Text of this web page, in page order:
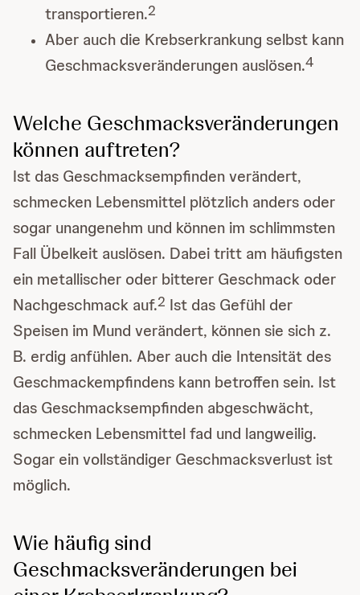
transportieren.2
Aber auch die Krebserkrankung selbst kann
Geschmacksveränderungen auslösen.4
Welche Geschmacksveränderungen
können auftreten?
Ist das Geschmacksempfinden verändert,
schmecken Lebensmittel plötzlich anders oder
sogar unangenehm und können im schlimmsten
Fall Übelkeit auslösen. Dabei tritt am häufigsten
ein metallischer oder bitterer Geschmack oder
Nachgeschmack auf.2 Ist das Gefühl der
Speisen im Mund verändert, können sie sich z.
B. erdig anfühlen. Aber auch die Intensität des
Geschmackempfindens kann betroffen sein. Ist
das Geschmacksempfinden abgeschwächt,
schmecken Lebensmittel fad und langweilig.
Sogar ein vollständiger Geschmacksverlust ist
möglich.
Wie häufig sind
Geschmacksveränderungen bei